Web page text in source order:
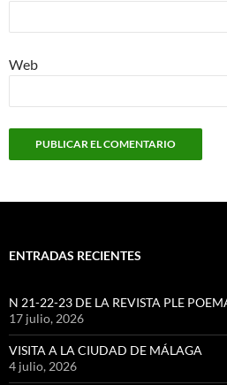
Web
ENTRADAS RECIENTES
N 21-22-23 DE LA REVISTA PLE
17 julio, 2026
VISITA A LA CIUDAD DE MÁLAGA
4 julio, 2026